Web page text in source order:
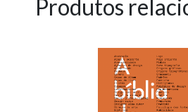
Produtos